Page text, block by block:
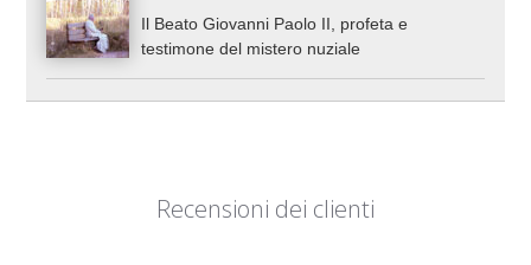
Il Beato Giovanni Paolo II, profeta e
testimone del mistero nuziale
Recensioni dei clienti